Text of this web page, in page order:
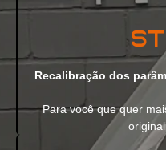
Recalibração dos
Para você que quer